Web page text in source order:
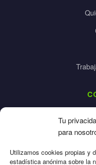
Tu
para
Utilizamos cookies propias y
estadística anónima sobre la